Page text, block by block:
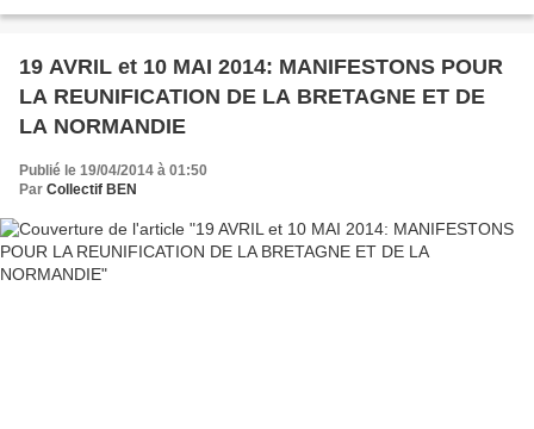
19 AVRIL et 10 MAI 2014: MANIFESTONS POUR
LA REUNIFICATION DE LA BRETAGNE ET DE
LA NORMANDIE
Publié le 19/04/2014 à 01:50
Par Collectif BEN